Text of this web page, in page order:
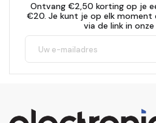
Ontvang €2,50 korting op je
€20. Je kunt je op elk moment
via de link in